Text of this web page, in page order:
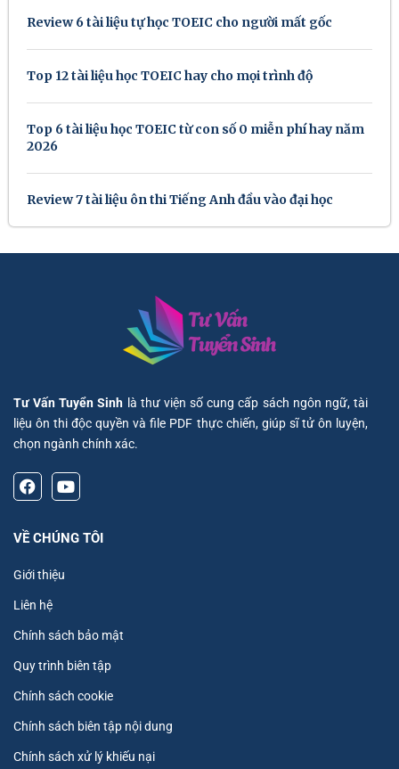
Review 6 tài liệu tự học TOEIC cho người mất gốc
Top 12 tài liệu học TOEIC hay cho mọi trình độ
Top 6 tài liệu học TOEIC từ con số 0 miễn phí hay năm
2026
Review 7 tài liệu ôn thi Tiếng Anh đầu vào đại học
Tư Vấn Tuyển Sinh là thư viện số cung cấp sách ngôn ngữ, tài
liệu ôn thi độc quyền và file PDF thực chiến, giúp sĩ tử ôn luyện,
chọn ngành chính xác.
VỀ CHÚNG TÔI
Giới thiệu
Liên hệ
Chính sách bảo mật
Quy trình biên tập
Chính sách cookie
Chính sách biên tập nội dung
Chính sách xử lý khiếu nại